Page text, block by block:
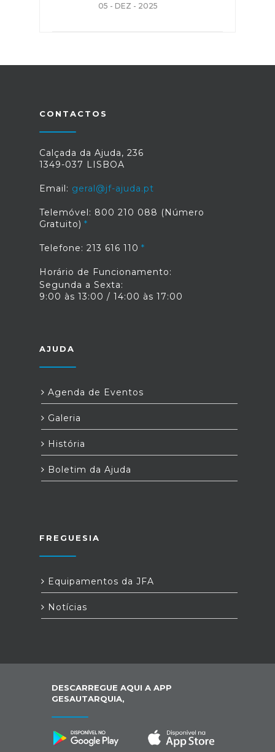
05 - DEZ - 2025
CONTACTOS
Calçada da Ajuda, 236
1349-037 LISBOA
Email: geral@jf-ajuda.pt
Telemóvel: 800 210 088 (Número
Gratuito)
Telefone: 213 616 110
Horário de Funcionamento:
Segunda a Sexta:
9:00 às 13:00 / 14:00 às 17:00
AJUDA
Agenda de Eventos
Galeria
História
Boletim da Ajuda
FREGUESIA
Equipamentos da JFA
Notícias
DESCARREGUE AQUI A APP
GESAUTARQUIA,